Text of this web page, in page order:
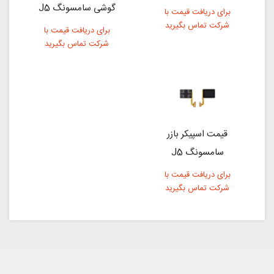
برای دریافت قیمت با
شرکت تماس بگیرید
گوشی سامسونگ J5
برای دریافت قیمت با
شرکت تماس بگیرید
قیمت اسپیکر بازر
سامسونگ J5
برای دریافت قیمت با
شرکت تماس بگیرید